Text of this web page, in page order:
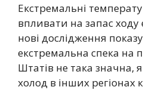
Екстремальні
впливати на запас ходу
нові дослідження
екстремальна спека на
Штатів не така значна,
холод в інших регіонах